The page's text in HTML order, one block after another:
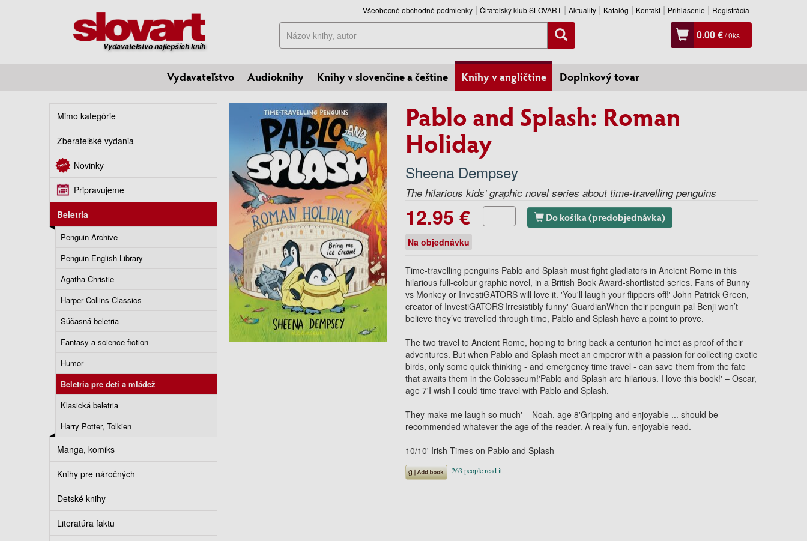
Vydavateľstvo najlepších kníh
Všeobecné obchodné podmienky Čitateľský klub SLOVART Aktuality Katalóg Kontakt Prihlásenie Registrácia
Hľadať 0.00 €/0ks
Vydavateľstvo Audioknihy Knihy v slovenčine a češtine Knihy v angličtine Doplnkový tovar
Mimo kategórie
Zberateľské vydania
Novinky
Pripravujeme
Beletria
Penguin Archive
Penguin English Library
Agatha Christie
Harper Collins Classics
Súčasná beletria
Fantasy a science fiction
Humor
Beletria pre deti a mládež
Klasická beletria
Harry Potter, Tolkien
Manga, komiks
Knihy pre náročných
Detské knihy
Literatúra faktu
Pablo and Splash: Roman
Holiday
Sheena Dempsey
The hilarious kids' graphic novel series about time-travelling penguins
12.95 € Do košíka (predobjednávka)
Na objednávku
Time-travelling penguins Pablo and Splash must fight gladiators in Ancient Rome in this
hilarious full-colour graphic novel, in a British Book Award-shortlisted series. Fans of Bunny
vs Monkey or InvestiGATORS will love it. 'You'll laugh your flippers off!' John Patrick Green,
creator of InvestiGATORS'Irresistibly funny' GuardianWhen their penguin pal Benji won’t
believe they’ve travelled through time, Pablo and Splash have a point to prove.
The two travel to Ancient Rome, hoping to bring back a centurion helmet as proof of their
adventures. But when Pablo and Splash meet an emperor with a passion for collecting exotic
birds, only some quick thinking - and emergency time travel - can save them from the fate
that awaits them in the Colosseum!'Pablo and Splash are hilarious. I love this book!' – Oscar,
age 7'I wish I could time travel with Pablo and Splash.
They make me laugh so much' – Noah, age 8'Gripping and enjoyable ... should be
recommended whatever the age of the reader. A really fun, enjoyable read.
10/10' Irish Times on Pablo and Splash